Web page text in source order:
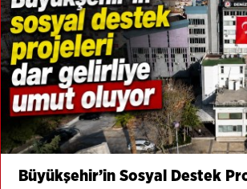
Büyükşehir’in Sosyal Destek